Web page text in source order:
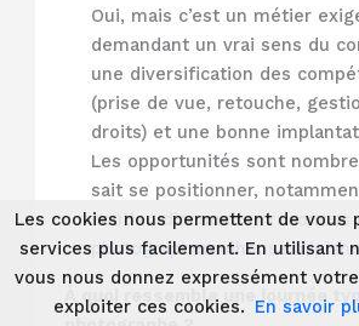
Oui, mais c’est un métier
demandant un vrai sens du
une diversification des
(prise de vue, retouche,
droits) et une bonne
Les opportunités sont
sait se positionner,
soutien d’annuaires reconnus
photographemulhouse.fr/
À quoi ressemble une journée
Les cookies nous permettent de vous
services plus facilement. En utilisant
vous nous donnez expressément
exploiter ces cookies. En savoir